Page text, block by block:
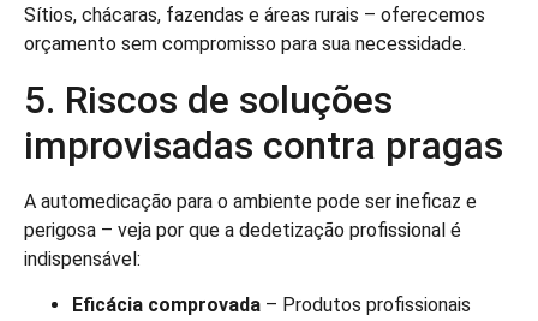
Sítios, chácaras, fazendas e áreas rurais – oferecemos
orçamento sem compromisso para sua necessidade.
5. Riscos de soluções
improvisadas contra pragas
A automedicação para o ambiente pode ser ineficaz e
perigosa – veja por que a dedetização profissional é
indispensável:
Eficácia comprovada – Produtos profissionais